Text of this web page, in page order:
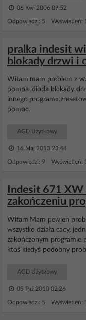
06 Kwi 2006 09:52
Odpowiedzi: 5 Wyświetleń:
pralka indesit
blokady drzwi i
Witam mam problem z
pompa ,dioda blokady
innego
pomoc.
AGD Użytkowy
16 Maj 2013 23:44
Odpowiedzi: 9 Wyświetleń:
Indesit 671
zakończeniu
Witam Mam pewien
wszystko działa cacy,
zakończonym programie
ktoś kiedyś podobny
AGD Użytkowy
05 Paź 2010 02:26
Odpowiedzi: 5 Wyświetleń: